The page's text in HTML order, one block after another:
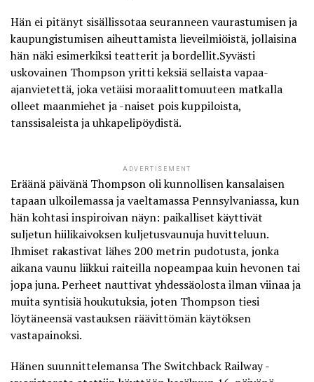
Hän ei pitänyt sisällissotaa seuranneen vaurastumisen ja
kaupungistumisen aiheuttamista lieveilmiöistä, jollaisina
hän näki esimerkiksi teatterit ja bordellit.Syvästi
uskovainen Thompson yritti keksiä sellaista vapaa-
ajanvietettä, joka vetäisi moraalittomuuteen matkalla
olleet maanmiehet ja -naiset pois kuppiloista,
tanssisaleista ja uhkapelipöydistä.
ADVERTISEMENT
Eräänä päivänä Thompson oli kunnollisen kansalaisen
tapaan ulkoilemassa ja vaeltamassa Pennsylvaniassa, kun
hän kohtasi inspiroivan näyn: paikalliset käyttivät
suljetun hiilikaivoksen kuljetusvaunuja huvitteluun.
Ihmiset rakastivat lähes 200 metrin pudotusta, jonka
aikana vaunu liikkui raiteilla nopeampaa kuin hevonen tai
jopa juna. Perheet nauttivat yhdessäolosta ilman viinaa ja
muita syntisiä houkutuksia, joten Thompson tiesi
löytäneensä vastauksen räävittömän käytöksen
vastapainoksi.
Hänen suunnittelemansa The Switchback Railway -